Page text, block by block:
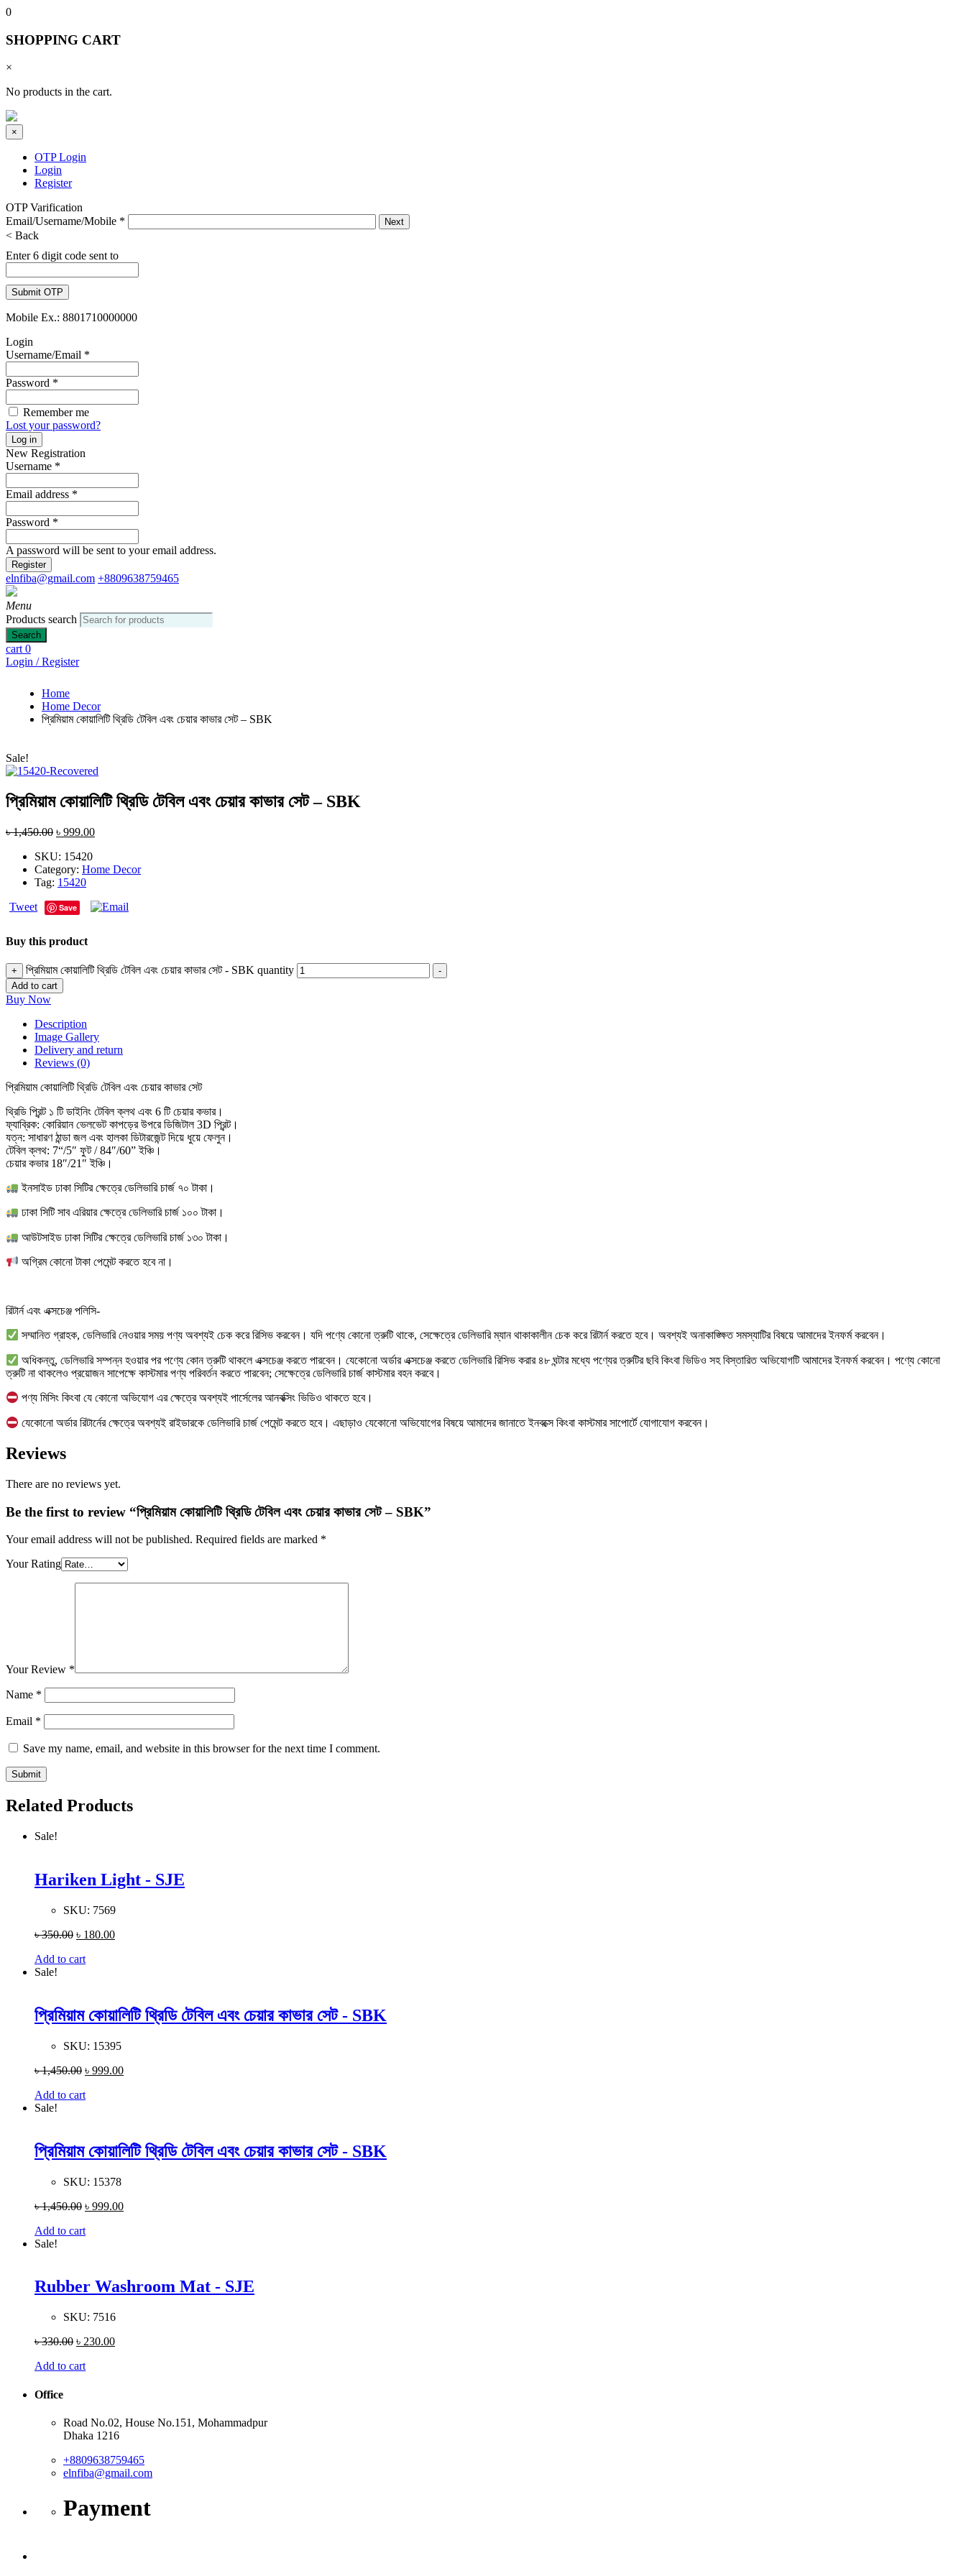
0
SHOPPING CART
×
No products in the cart.
×
OTP Login
Login
Register
OTP Varification
Email/Username/Mobile *
< Back
Enter 6 digit code sent to
Mobile Ex.: 8801710000000
Login
Username/Email *
Password *
Remember me
Lost your password?
Log in
New Registration
Username *
Email address *
Password *
A password will be sent to your email address.
Register
elnfiba@gmail.com +8809638759465
Menu
Products search
Search
cart0
Login / Register
Home
Home Decor
প্রিমিয়াম কোয়ালিটি থ্রিডি টেবিল এবং চেয়ার কাভার সেট – SBK
Sale!
প্রিমিয়াম কোয়ালিটি থ্রিডি টেবিল এবং চেয়ার কাভার সেট – SBK
৳1,450.00 ৳ 999.00
SKU: 15420
Category: Home Decor
Tag: 15420
Tweet
Save
Buy this product
+ প্রিমিয়াম কোয়ালিটি থ্রিডি টেবিল এবং চেয়ার কাভার সেট - SBK quantity
-
Add to cart
Buy Now
Description
Image Gallery
Delivery and return
Reviews (0)
প্রিমিয়াম কোয়ালিটি থ্রিডি টেবিল এবং চেয়ার কাভার সেট
থ্রিডি প্রিন্ট ১ টি ডাইনিং টেবিল ক্লথ এবং 6 টি চেয়ার কভার।
ফ্যাব্রিক: কোরিয়ান ভেলভেট কাপড়ের উপরে ডিজিটাল 3D প্রিন্ট।
যত্ন: সাধারণ ঠান্ডা জল এবং হালকা ডিটারজেন্ট দিয়ে ধুয়ে ফেলুন।
টেবিল ক্লথ: 7“/5″ ফুট / 84″/60” ইঞ্চি।
চেয়ার কভার 18″/21″ ইঞ্চি।
ইনসাইড ঢাকা সিটির ক্ষেত্রে ডেলিভারি চার্জ ৭০ টাকা।
ঢাকা সিটি সাব এরিয়ার ক্ষেত্রে ডেলিভারি চার্জ ১০০ টাকা।
আউটসাইড ঢাকা সিটির ক্ষেত্রে ডেলিভারি চার্জ ১৩০ টাকা।
অগ্রিম কোনো টাকা পেমেন্ট করতে হবে না।
রিটার্ন এবং এক্সচেঞ্জ পলিসি-
সম্মানিত গ্রাহক, ডেলিভারি নেওয়ার সময় পণ্য অবশ্যই চেক করে রিসিভ করবেন। যদি পণ্যে কোনো ত্রুটি থাকে, সেক্ষেত্রে ডেলিভারি ম্যান থাকাকালীন চেক করে রিটার্ন করতে হবে। অবশ্যই অনাকাঙ্ক্ষিত সমস্যাটির বিষয়ে আমাদের ইনফর্ম করবেন।
অধিকন্তু, ডেলিভারি সম্পন্ন হওয়ার পর পণ্যে কোন ত্রুটি থাকলে এক্সচেঞ্জ করতে পারবেন। যেকোনো অর্ডার এক্সচেঞ্জ করতে ডেলিভারি রিসিভ করার ৪৮ ঘন্টার মধ্যে পণ্যের ত্রুটির ছবি কিংবা ভিডিও সহ বিস্তারিত অভিযোগটি আমাদের ইনফর্ম করবেন। পণ্যে কোনো
ত্রুটি না থাকলেও প্রয়োজন সাপেক্ষে কাস্টমার পণ্য পরিবর্তন করতে পারবেন; সেক্ষেত্রে ডেলিভারি চার্জ কাস্টমার বহন করবে।
পণ্য মিসিং কিংবা যে কোনো অভিযোগ এর ক্ষেত্রে অবশ্যই পার্সেলের আনবক্সিং ভিডিও থাকতে হবে।
যেকোনো অর্ডার রিটার্নের ক্ষেত্রে অবশ্যই রাইডারকে ডেলিভারি চার্জ পেমেন্ট করতে হবে। এছাড়াও যেকোনো অভিযোগের বিষয়ে আমাদের জানাতে ইনবক্সে কিংবা কাস্টমার সাপোর্টে যোগাযোগ করবেন।
Reviews
There are no reviews yet.
Be the first to review “প্রিমিয়াম কোয়ালিটি থ্রিডি টেবিল এবং চেয়ার কাভার সেট – SBK”
Your email address will not be published. Required fields are marked *
Your Rating
Your Review *
Name *
Email *
Save my name, email, and website in this browser for the next time I comment.
Related Products
Sale!
Hariken Light - SJE
SKU: 7569
৳350.00 ৳ 180.00
Add to cart
Sale!
প্রিমিয়াম কোয়ালিটি থ্রিডি টেবিল এবং চেয়ার কাভার সেট - SBK
SKU: 15395
৳1,450.00 ৳ 999.00
Add to cart
Sale!
প্রিমিয়াম কোয়ালিটি থ্রিডি টেবিল এবং চেয়ার কাভার সেট - SBK
SKU: 15378
৳1,450.00 ৳ 999.00
Add to cart
Sale!
Rubber Washroom Mat - SJE
SKU: 7516
৳330.00 ৳ 230.00
Add to cart
Office
Road No.02, House No.151, Mohammadpur
Dhaka 1216
+8809638759465
elnfiba@gmail.com
Payment